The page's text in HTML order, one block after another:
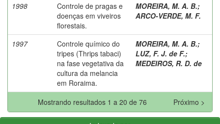
1998
Controle de pragas e
doenças em viveiros
florestais.
MOREIRA, M. A. B.;
ARCO-VERDE, M. F.
1997
Controle químico do
tripes (Thrips tabaci)
na fase vegetativa da
cultura da melancia
em Roraima.
MOREIRA, M. A. B.;
LUZ, F. J. de F.;
MEDEIROS, R. D. de
Mostrando resultados 1 a 20 de 76 Próximo >